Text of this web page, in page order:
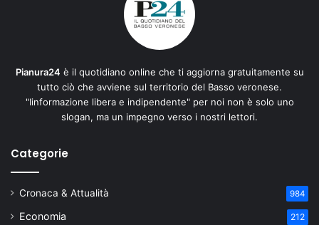
Pianura24 è il quotidiano online che ti aggiorna gratuitamente su
tutto ciò che avviene sul territorio del Basso veronese.
"Iinformazione libera e indipendente" per noi non è solo uno
slogan, ma un impegno verso i nostri lettori.
Categorie
Cronaca & Attualità 984
Economia 212